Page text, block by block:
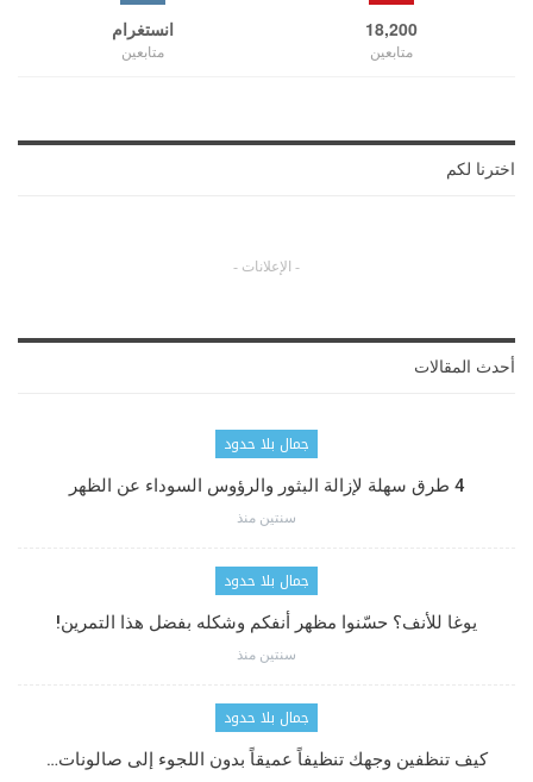
18,200
متابعين
انستغرام
متابعين
اخترنا لكم
- الإعلانات -
أحدث المقالات
جمال بلا حدود
4 طرق سهلة لإزالة البثور والرؤوس السوداء عن الظهر
سنتين منذ
جمال بلا حدود
يوغا للأنف؟ حسّنوا مظهر أنفكم وشكله بفضل هذا التمرين!
سنتين منذ
جمال بلا حدود
كيف تنظفين وجهك تنظيفاً عميقاً بدون اللجوء إلى صالونات…